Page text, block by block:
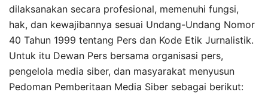
dilaksanakan secara profesional, memenuhi fungsi,
hak, dan kewajibannya sesuai Undang-Undang Nomor
40 Tahun 1999 tentang Pers dan Kode Etik Jurnalistik.
Untuk itu Dewan Pers bersama organisasi pers,
pengelola media siber, dan masyarakat menyusun
Pedoman Pemberitaan Media Siber sebagai berikut: